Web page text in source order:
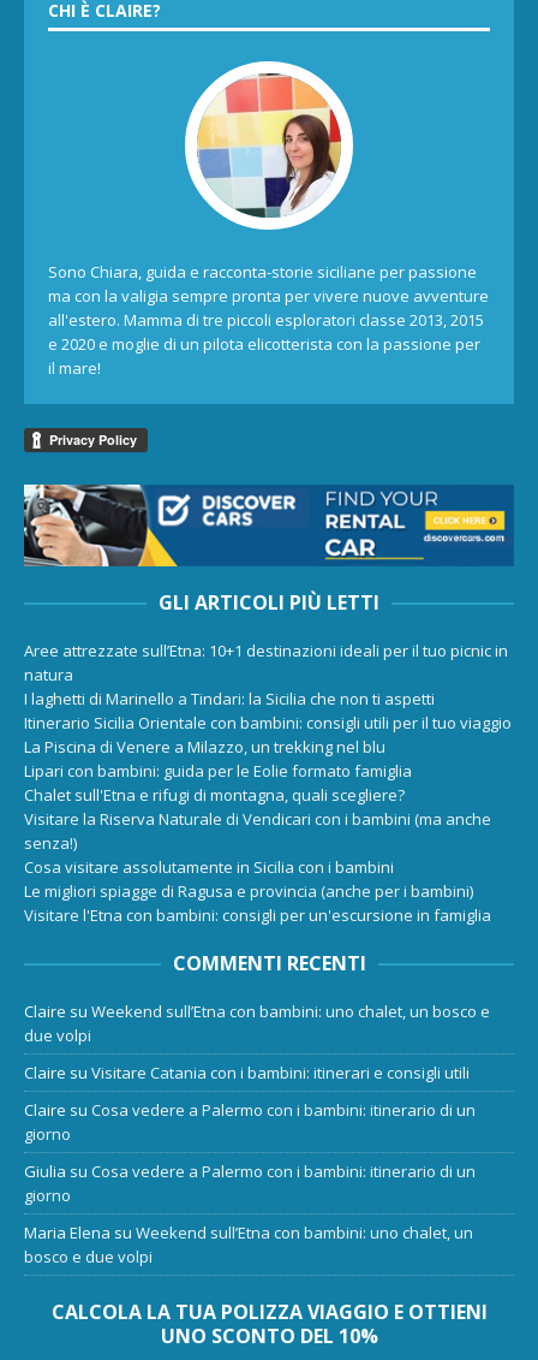
CHI È CLAIRE?
Sono Chiara, guida e racconta-storie siciliane per passione
ma con la valigia sempre pronta per vivere nuove avventure
all'estero. Mamma di tre piccoli esploratori classe 2013, 2015
e 2020 e moglie di un pilota elicotterista con la passione per
il mare!
GLI ARTICOLI PIÙ LETTI
Aree attrezzate sull’Etna: 10+1 destinazioni ideali per il tuo picnic in
natura
I laghetti di Marinello a Tindari: la Sicilia che non ti aspetti
Itinerario Sicilia Orientale con bambini: consigli utili per il tuo viaggio
La Piscina di Venere a Milazzo, un trekking nel blu
Lipari con bambini: guida per le Eolie formato famiglia
Chalet sull'Etna e rifugi di montagna, quali scegliere?
Visitare la Riserva Naturale di Vendicari con i bambini (ma anche
senza!)
Cosa visitare assolutamente in Sicilia con i bambini
Le migliori spiagge di Ragusa e provincia (anche per i bambini)
Visitare l'Etna con bambini: consigli per un'escursione in famiglia
COMMENTI RECENTI
Claire su Weekend sull’Etna con bambini: uno chalet, un bosco e
due volpi
Claire su Visitare Catania con i bambini: itinerari e consigli utili
Claire su Cosa vedere a Palermo con i bambini: itinerario di un
giorno
Giulia su Cosa vedere a Palermo con i bambini: itinerario di un
giorno
Maria Elena su Weekend sull’Etna con bambini: uno chalet, un
bosco e due volpi
CALCOLA LA TUA POLIZZA VIAGGIO E OTTIENI
UNO SCONTO DEL 10%